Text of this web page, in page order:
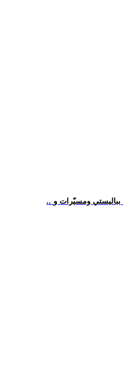
بباليستي ومسيّرات و